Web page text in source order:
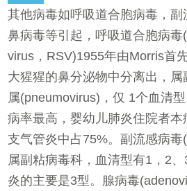
其他病毒如呼吸道合胞病毒，副
鼻病毒等引起，呼吸道合胞病毒
virus，RSV)1955年由Morris首
大猩猩的鼻分泌物中分离出，
属(pneumovirus)，仅 1个血清
病率最高，婴幼儿肺炎住院者本
支气管炎中占75%。副流感病
属副粘病毒科，血清型有1，2
炎的主要是3型。腺病毒